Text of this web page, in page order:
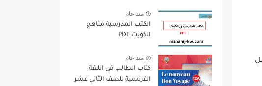
منذ عام
الكتب المدرسية مناهج
الكويت PDF
منذ عام
كتاب الطالب في اللغة
الفرنسية للصف الثاني عشر